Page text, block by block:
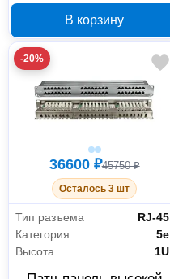
24хRJ45 Cat 5e 1U
246037
В корзину
-20%
36600 ₽45750 ₽
Осталось 3 шт
Тип разъема
RJ-45
Категория
5е
Высота
1U